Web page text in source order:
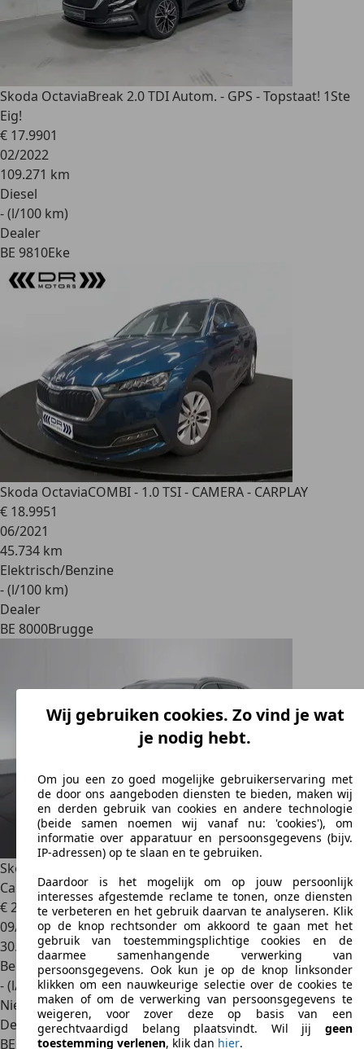
Skoda OctaviaBreak 2.0 TDI Autom. - GPS - Topstaat! 1Ste
Eig!
€ 17.9901
02/2022
109.271 km
Diesel
- (l/100 km)
Dealer
BE 9810Eke
Skoda OctaviaCOMBI - 1.0 TSI - CAMERA - CARPLAY
€ 18.9951
06/2021
45.734 km
Elektrisch/Benzine
- (l/100 km)
Dealer
BE 8000Brugge
Skoda Octavia
Carplay Verw
€ 20.990 1
09/2023
30.558 km
Benzine
- (l/100 km)
Nieuw
Dealer
BE 4000Liège
Wij gebruiken cookies. Zo vind je wat
je nodig hebt.
Om jou een zo goed mogelijke gebruikerservaring met
de door ons aangeboden diensten te bieden, maken wij
en derden gebruik van cookies en andere technologie
(beide samen noemen wij vanaf nu: 'cookies'), om
informatie over apparatuur en persoonsgegevens (bijv.
IP-adressen) op te slaan en te gebruiken.
Daardoor is het mogelijk om op jouw persoonlijk
interesses afgestemde reclame te tonen, onze diensten
te verbeteren en het gebruik daarvan te analyseren. Klik
op de knop rechtsonder om akkoord te gaan met het
gebruik van toestemmingsplichtige cookies en de
daarmee samenhangende verwerking van
persoonsgegevens. Ook kun je op de knop linksonder
klikken om een nauwkeurige selectie over de cookies te
maken of om de verwerking van persoonsgegevens te
weigeren, voor zover deze op basis van een
gerechtvaardigd belang plaatsvindt. Wil jij geen
toestemming verlenen, klik dan hier.